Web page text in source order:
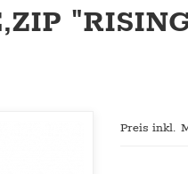
Preis inkl.